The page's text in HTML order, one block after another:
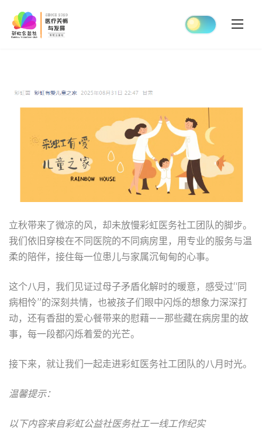
content
立秋带来了微凉的风，却未放慢彩虹医务社工团队的脚步。
我们依旧穿梭在不同医院的不同病房里，用专业的服务与温
柔的陪伴，接住每一位患儿与家属沉甸甸的心事。
这个八月，我们见证过母子矛盾化解时的暖意，感受过“同
病相怜”的深刻共情，也被孩子们眼中闪烁的想象力深深打
动，还有香甜的爱心餐带来的慰藉——那些藏在病房里的故
事，每一段都闪烁着爱的光芒。
接下来，就让我们一起走进彩虹医务社工团队的八月时光。
温馨提示：
以下内容来自彩虹公益社医务社工一线工作纪实